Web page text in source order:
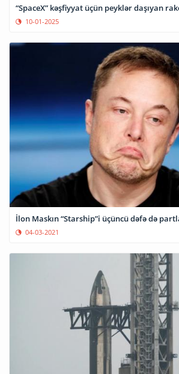
“SpaceX” kəşfiyyat üçün peyklər daşıyan
10-01-2025
İlon Maskın “Starship”i üçüncü dəfə də
04-03-2021